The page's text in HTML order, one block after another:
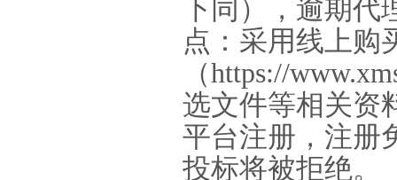
下同），逾期代
点：采用线上购
（https://
选文件等相关资
平台注册，注册
投标将被拒绝。